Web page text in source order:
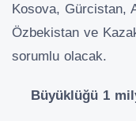
Kosova, Gürcistan,
Özbekistan ve
sorumlu olacak.
Büyüklüğü 1